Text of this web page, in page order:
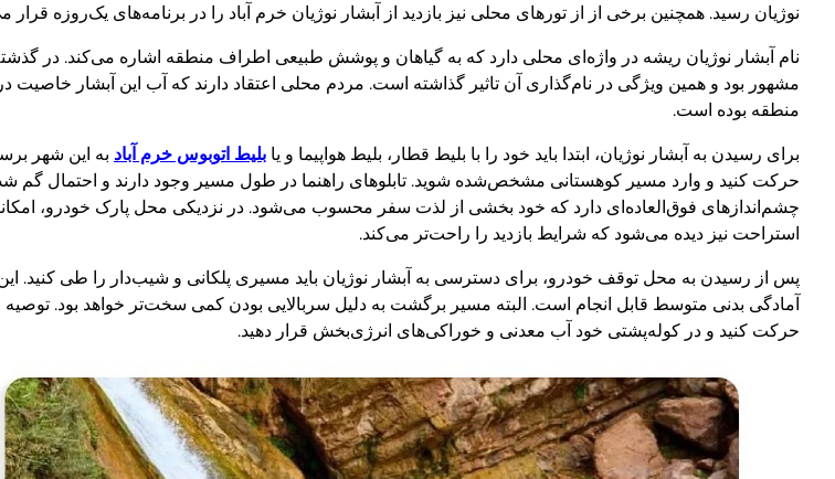
نوژیان رسید. همچنین برخی از از تورهای محلی نیز بازدید از آبشار نوژیان خرم آباد را در برنامه‌های یک‌روزه قرار
نام آبشار نوژیان ریشه در واژه‌ای محلی دارد که به گیاهان و پوشش طبیعی اطراف منطقه اشاره می‌کند. در
مشهور بود و همین ویژگی در نام‌گذاری آن تاثیر گذاشته است. مردم محلی اعتقاد دارند که آب این آبشار خاصیت
منطقه بوده است.
برای رسیدن به آبشار نوژیان، ابتدا باید خود را با بلیط قطار، بلیط هواپیما و یا بلیط اتوبوس خرم آباد به این شهر
حرکت کنید و وارد مسیر کوهستانی مشخص‌شده شوید. تابلوهای راهنما در طول مسیر وجود دارند و احتمال گم
چشم‌اندازهای فوق‌العاده‌ای دارد که خود بخشی از لذت سفر محسوب می‌شود. در نزدیکی محل پارک خودرو،
استراحت نیز دیده می‌شود که شرایط بازدید را راحت‌تر می‌کند.
آمادگی بدنی متوسط قابل انجام است. البته مسیر برگشت به دلیل سربالایی بودن کمی سخت‌تر خواهد بود.
حرکت کنید و در کوله‌پشتی خود آب معدنی و خوراکی‌های انرژی‌بخش قرار دهید.